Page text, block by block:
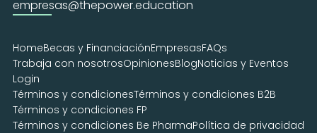
empresas@thepower.education
HomeBecas y FinanciaciónEmpresasFAQs
Trabaja con nosotrosOpinionesBlogNoticias y Eventos
Login
Términos y condicionesTérminos y condiciones B2B
Términos y condiciones FP
Términos y condiciones Be PharmaPolítica de privacidad